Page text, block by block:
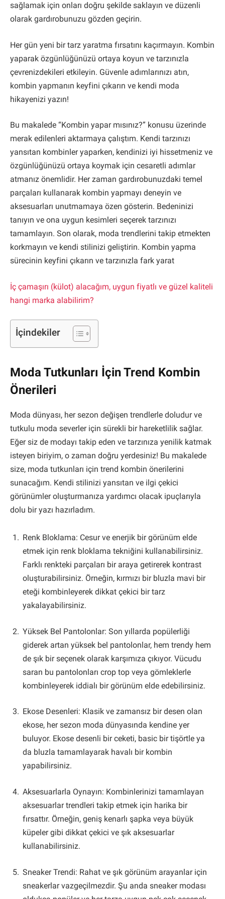
sağlamak için onları doğru şekilde saklayın ve düzenli
olarak gardırobunuzu gözden geçirin.
Her gün yeni bir tarz yaratma fırsatını kaçırmayın. Kombin
yaparak özgünlüğünüzü ortaya koyun ve tarzınızla
çevrenizdekileri etkileyin. Güvenle adımlarınızı atın,
kombin yapmanın keyfini çıkarın ve kendi moda
hikayenizi yazın!
Bu makalede “Kombin yapar mısınız?” konusu üzerinde
merak edilenleri aktarmaya çalıştım. Kendi tarzınızı
yansıtan kombinler yaparken, kendinizi iyi hissetmeniz ve
özgünlüğünüzü ortaya koymak için cesaretli adımlar
atmanız önemlidir. Her zaman gardırobunuzdaki temel
parçaları kullanarak kombin yapmayı deneyin ve
aksesuarları unutmamaya özen gösterin. Bedeninizi
tanıyın ve ona uygun kesimleri seçerek tarzınızı
tamamlayın. Son olarak, moda trendlerini takip etmekten
korkmayın ve kendi stilinizi geliştirin. Kombin yapma
sürecinin keyfini çıkarın ve tarzınızla fark yarat
İç çamaşırı (külot) alacağım, uygun fiyatlı ve güzel kaliteli
hangi marka alabilirim?
İçindekiler
Moda Tutkunları İçin Trend Kombin
Önerileri
Moda dünyası, her sezon değişen trendlerle doludur ve
tutkulu moda severler için sürekli bir hareketlilik sağlar.
Eğer siz de modayı takip eden ve tarzınıza yenilik katmak
isteyen biriyim, o zaman doğru yerdesiniz! Bu makalede
size, moda tutkunları için trend kombin önerilerini
sunacağım. Kendi stilinizi yansıtan ve ilgi çekici
görünümler oluşturmanıza yardımcı olacak ipuçlarıyla
dolu bir yazı hazırladım.
Renk Bloklama: Cesur ve enerjik bir görünüm elde
etmek için renk bloklama tekniğini kullanabilirsiniz.
Farklı renkteki parçaları bir araya getirerek kontrast
oluşturabilirsiniz. Örneğin, kırmızı bir bluzla mavi bir
eteği kombinleyerek dikkat çekici bir tarz
yakalayabilirsiniz.
Yüksek Bel Pantolonlar: Son yıllarda popülerliği
giderek artan yüksek bel pantolonlar, hem trendy hem
de şık bir seçenek olarak karşımıza çıkıyor. Vücudu
saran bu pantolonları crop top veya gömleklerle
kombinleyerek iddialı bir görünüm elde edebilirsiniz.
Ekose Desenleri: Klasik ve zamansız bir desen olan
ekose, her sezon moda dünyasında kendine yer
buluyor. Ekose desenli bir ceketi, basic bir tişörtle ya
da bluzla tamamlayarak havalı bir kombin
yapabilirsiniz.
Aksesuarlarla Oynayın: Kombinlerinizi tamamlayan
aksesuarlar trendleri takip etmek için harika bir
fırsattır. Örneğin, geniş kenarlı şapka veya büyük
küpeler gibi dikkat çekici ve şık aksesuarlar
kullanabilirsiniz.
Sneaker Trendi: Rahat ve şık görünüm arayanlar için
sneakerlar vazgeçilmezdir. Şu anda sneaker modası